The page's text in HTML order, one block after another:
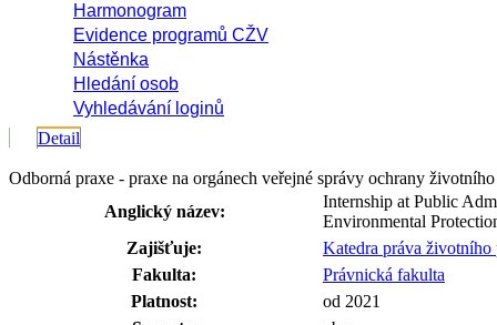
Harmonogram
Evidence programů CŽV
Nástěnka
Hledání osob
Vyhledávání loginů
Detail
Odborná praxe - praxe na orgánech veřejné správy ochrany
Anglický název:
Internship at Public
Environmental
Zajišťuje:
Katedra práva
Fakulta:
Právnická fakulta
Platnost:
od 2021